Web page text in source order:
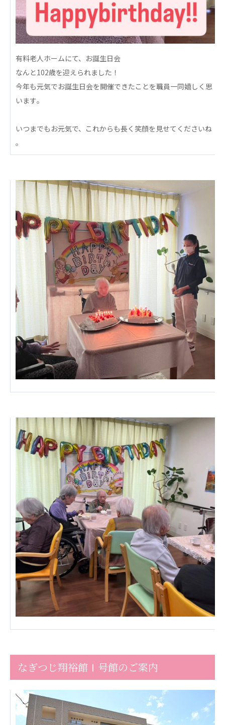
社会福祉法人 福ふく
福ふく
株式会社 せきれい
せきれい
社会福祉法人 心の会
心の会
医療（共に生きる仲間達）
医療法人社団 デンタルケアコミュニティ
フォレストデンタルクリニック
松園病院介護医療院
松園第二病院
複合ケアセンターまつぞの
医療法人社団 鴻愛会
こうのす共生病院
OKP with Life クリニック
こうのすナーシングホーム共生園
あげお共生の家
医療法人 京都翔医会
西京都クリニック
洛桂の郷
桂寿の郷
訪問看護ステーション秋桜
学校法人明星学園 関東福祉専門学校
国際医療専門学校 浦和学院高等学校
志学会高等学校
特定非営利活動法人ファイアーレッズメディカルスポ
ーツクラブ
特定非営利活動法人アート応援隊
その他
Mediclude 株式会社アジアメデカ元気事業団
株式会社フラワーコミュニティ放送
Medicare Lead Japan
株式会社日本医科学研究所
一般社団法人フードラボジャパン
特定非営利活動法人日本医療福祉機構
株式会社アメックファーマシー
有料老人ホームにて、⁡お誕生日会
なんと102歳を迎えられました！
⁡今年も元気でお誕生日会を開催できたことを職員一同嬉しく思
います⁡。
⁡いつまでもお元気で、これからも長く笑顔を見せてくださいね
⁡。
なぎつじ翔裕館Ⅰ号館のご案内